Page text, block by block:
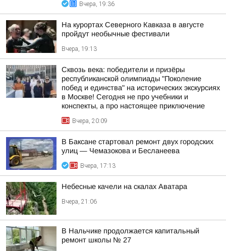
Вчера, 19:36
На курортах Северного Кавказа в августе
пройдут необычные фестивали
Вчера, 19:13
Сквозь века: победители и призёры
республиканской олимпиады "Поколение
побед и единства" на исторических экскурсиях
в Москве! Сегодня не про учебники и
конспекты, а про настоящее приключение
Вчера, 20:09
В Баксане стартовал ремонт двух городских
улиц — Чемазокова и Бесланеева
Вчера, 17:13
Небесные качели на скалах Аватара
Вчера, 21:06
В Нальчике продолжается капитальный
ремонт школы № 27